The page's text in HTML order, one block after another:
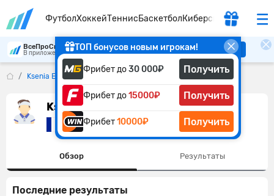
ФутболХоккейТеннисБаскетболКиберспорт
ТОП бонусов новым игрокам!
Фрибет до30 000₽ Получить
Фрибет до15000₽ Получить
Фрибет10000₽ Получить
ВсеПроСпорт
В приложении удобнее Скачать
Ksenia Efremova
Ksenia Efremova
Франция
Обзор Результаты
Последние результаты